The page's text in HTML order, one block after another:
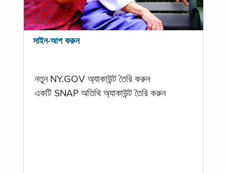
সাইন-আপ করুন
নতুন NY.GOV অ্যাকাউন্ট তৈরি করুন
একটি SNAP অতিথি অ্যাকাউন্ট তৈরি করুন